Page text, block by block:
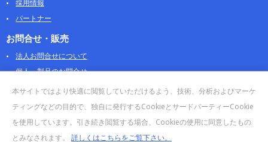
採用情報
パートナー
お問合せ・販売
法人お問合せについて
個人・製品のお問合せ
AOSストア
クラウドデータカンパニー 法人向けガイド
販売終了・サポート終了製品
本サイトではより快適に閲覧していただけるよう、技術、分析およびマーケ
ティングなどの目的で、独自に発行するCookieとサードパーティーCookie
を使用しています。引き続き閲覧する場合、Cookieの使用に同意したもの
とみなされます。 詳しくはこちらをご覧下さい。